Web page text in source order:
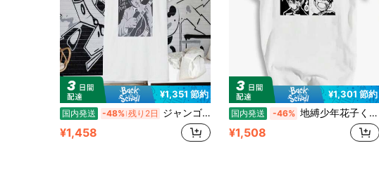
¥1,351 節約
国内発送 -48% 残り2日 ジャンゴ?ラインハルト、1934年コンサートポスター、フランスのホットクラブ ジプシージャズ、ギタリスト、ウェス?モンゴメリー、パリ、書籍、文学、ブルース、ニューヨーク
¥1,458
¥1,301 節約
国内発送 -46% 地縛少年花子くん tシャツ 花子くん 八尋寧々 綿シツ 半袖 ティーシャ カットソー コスチューム 夏服 カジュアル 軽い 柔らかい 萌えグッズ ゆったり プレゼント
¥1,508